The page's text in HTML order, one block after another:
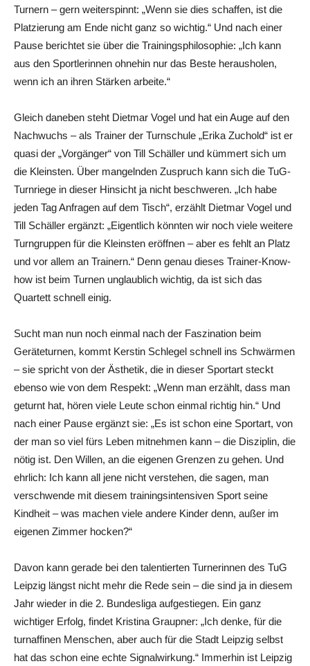
Turnern – gern weiterspinnt: „Wenn sie dies schaffen, ist die
Platzierung am Ende nicht ganz so wichtig.“ Und nach einer
Pause berichtet sie über die Trainingsphilosophie: „Ich kann
aus den Sportlerinnen ohnehin nur das Beste herausholen,
wenn ich an ihren Stärken arbeite.“
Gleich daneben steht Dietmar Vogel und hat ein Auge auf den
Nachwuchs – als Trainer der Turnschule „Erika Zuchold“ ist er
quasi der „Vorgänger“ von Till Schäller und kümmert sich um
die Kleinsten. Über mangelnden Zuspruch kann sich die TuG-
Turnriege in dieser Hinsicht ja nicht beschweren. „Ich habe
jeden Tag Anfragen auf dem Tisch“, erzählt Dietmar Vogel und
Till Schäller ergänzt: „Eigentlich könnten wir noch viele weitere
Turngruppen für die Kleinsten eröffnen – aber es fehlt an Platz
und vor allem an Trainern.“ Denn genau dieses Trainer-Know-
how ist beim Turnen unglaublich wichtig, da ist sich das
Quartett schnell einig.
Sucht man nun noch einmal nach der Faszination beim
Geräteturnen, kommt Kerstin Schlegel schnell ins Schwärmen
– sie spricht von der Ästhetik, die in dieser Sportart steckt
ebenso wie von dem Respekt: „Wenn man erzählt, dass man
geturnt hat, hören viele Leute schon einmal richtig hin.“ Und
nach einer Pause ergänzt sie: „Es ist schon eine Sportart, von
der man so viel fürs Leben mitnehmen kann – die Disziplin, die
nötig ist. Den Willen, an die eigenen Grenzen zu gehen. Und
ehrlich: Ich kann all jene nicht verstehen, die sagen, man
verschwende mit diesem trainingsintensiven Sport seine
Kindheit – was machen viele andere Kinder denn, außer im
eigenen Zimmer hocken?“
Davon kann gerade bei den talentierten Turnerinnen des TuG
Leipzig längst nicht mehr die Rede sein – die sind ja in diesem
Jahr wieder in die 2. Bundesliga aufgestiegen. Ein ganz
wichtiger Erfolg, findet Kristina Graupner: „Ich denke, für die
turnaffinen Menschen, aber auch für die Stadt Leipzig selbst
hat das schon eine echte Signalwirkung.“ Immerhin ist Leipzig